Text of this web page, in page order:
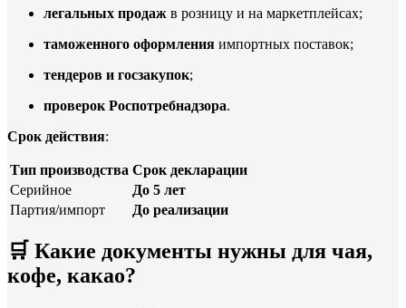
легальных продаж в розницу и на маркетплейсах;
таможенного оформления импортных поставок;
тендеров и госзакупок;
проверок Роспотребнадзора.
Срок действия:
Тип производства Срок декларации
Серийное
До 5 лет
Партия/импорт
До реализации
🛒 Какие документы нужны для чая,
кофе, какао?